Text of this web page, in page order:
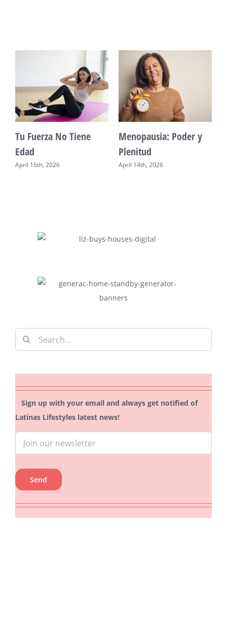
Vitalidad: Agua y
descanso
April 12th, 2026
Mente Plena Poder
Real
April 28th, 2026
Search
for:
Sign up with your email and always get notified of
Latinas Lifestyles latest news!